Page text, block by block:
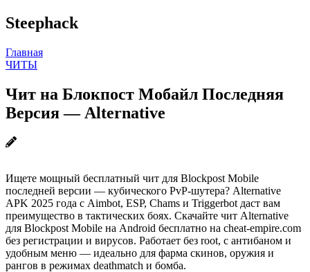
Steephack
Главная
ЧИТЫ
Чит на Блокпост Мобайл Последняя
Версия — Alternative
Ищете мощный бесплатный чит для Blockpost Mobile
последней версии — кубического PvP-шутера? Alternative
APK 2025 года с Aimbot, ESP, Chams и Triggerbot даст вам
преимущество в тактических боях. Скачайте чит Alternative
для Blockpost Mobile на Android бесплатно на cheat-empire.com
без регистрации и вирусов. Работает без root, с антибаном и
удобным меню — идеально для фарма скинов, оружия и
рангов в режимах deathmatch и бомба.